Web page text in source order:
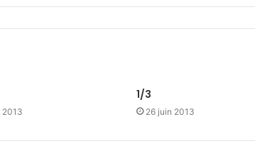
2013
1/3
26 juin 2013